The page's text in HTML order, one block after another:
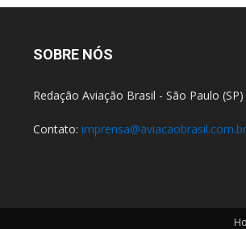
SOBRE NÓS
Redação Aviação Brasil - São Paulo
Contato: imprensa@aviacaobrasil.com.br